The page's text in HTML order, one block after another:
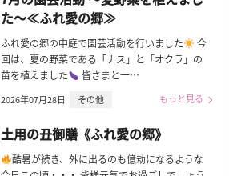
た～≪ふれ愛の郷≫
ふれ愛の郷の中庭で園芸活動を行いました
今
回は、夏の野菜である「ナス」と「オクラ」の
苗を植えました
皆さまと一…
2026年07月28日 その他 もっと見る
土用の丑御膳《ふれ愛の郷》
酷暑が続き、外に出るのも億劫になるような